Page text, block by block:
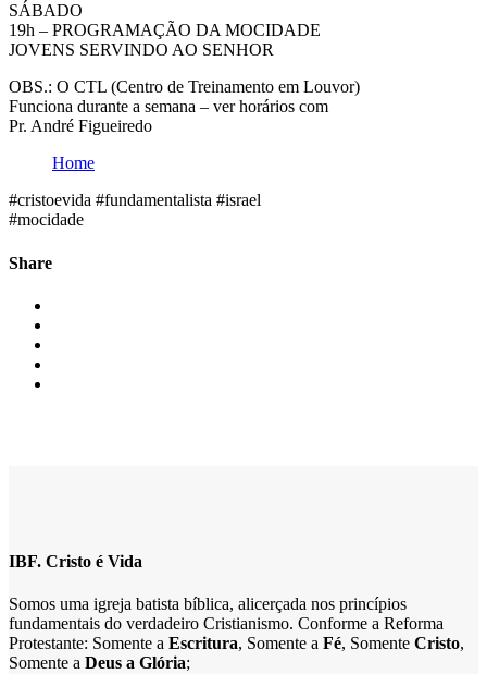
SÁBADO
19h – PROGRAMAÇÃO DA MOCIDADE
JOVENS SERVINDO AO SENHOR
OBS.: O CTL (Centro de Treinamento em Louvor)
Funciona durante a semana – ver horários com
Pr. André Figueiredo
Home
#cristoevida #fundamentalista #israel
#mocidade
Share
IBF. Cristo é Vida
Somos uma igreja batista bíblica, alicerçada nos princípios
fundamentais do verdadeiro Cristianismo. Conforme a Reforma
Protestante: Somente a Escritura, Somente a Fé, Somente Cristo,
Somente a Deus a Glória;